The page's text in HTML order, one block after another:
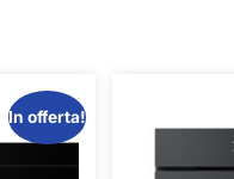
In offerta!